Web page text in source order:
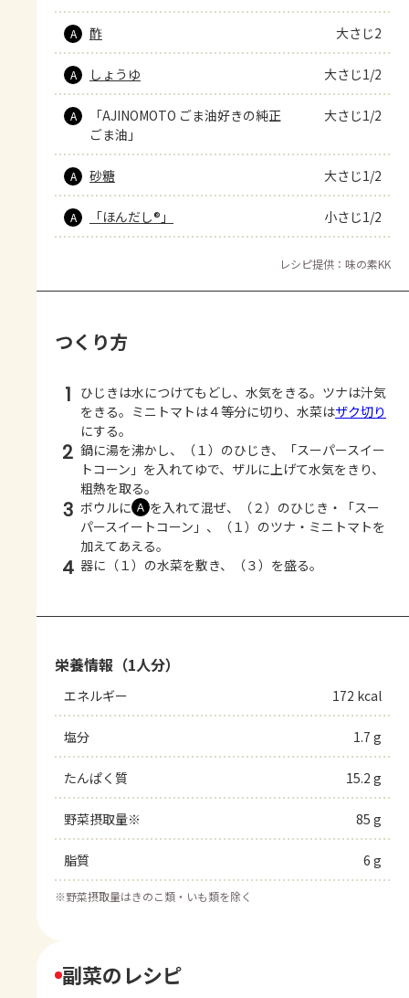
A 酢 大さじ2
A しょうゆ 大さじ1/2
A
「AJINOMOTO ごま油好きの純正
ごま油」
大さじ1/2
A 砂糖 大さじ1/2
A 「ほんだし®」 小さじ1/2
レシピ提供：味の素KK
つくり方
1 ひじきは水につけてもどし、水気をきる。ツナは汁気
をきる。ミニトマトは４等分に切り、水菜はザク切り
にする。
2 鍋に湯を沸かし、（１）のひじき、「スーパースイー
トコーン」を入れてゆで、ザルに上げて水気をきり、
粗熱を取る。
3 ボウルに Ａ を入れて混ぜ、（２）のひじき・「スー
パースイートコーン」、（１）のツナ・ミニトマトを
加えてあえる。
4 器に（１）の水菜を敷き、（３）を盛る。
栄養情報（1人分）
エネルギー 172 kcal
塩分 1.7 g
たんぱく質 15.2 g
野菜摂取量※ 85 g
脂質 6 g
※野菜摂取量はきのこ類・いも類を除く
副菜のレシピ